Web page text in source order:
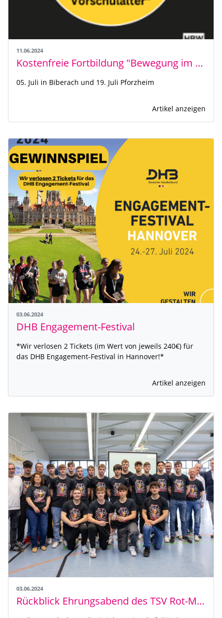
11.06.2024
Kostenfreie Fortbildung "Bewegung im Vorschulalter" für Engagierte im Kindersport
05. Juli in Biberach und 19. Juli Pforzheim
Artikel anzeigen
03.06.2024
DHB Engagement-Festival
*Wir verlosen 2 Tickets (im Wert von jeweils 240€) für
das DHB Engagement-Festival in Hannover!*
Artikel anzeigen
03.06.2024
Rückblick Ehrungsabend des TSV Rot-Malsch